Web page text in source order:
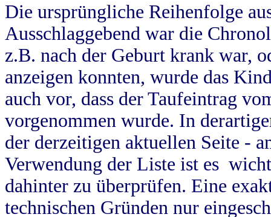
Die ursprüngliche Reihenfolge
Ausschlaggebend war die
z.B. nach der Geburt krank war,
anzeigen konnten, wurde das
auch vor, dass der Taufeintrag
vorgenommen wurde. In
der derzeitigen aktuellen Seite -
Verwendung der Liste ist es
dahinter zu überprüfen. Eine
technischen Gründen nur